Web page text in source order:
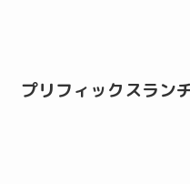
プリフィックスラン